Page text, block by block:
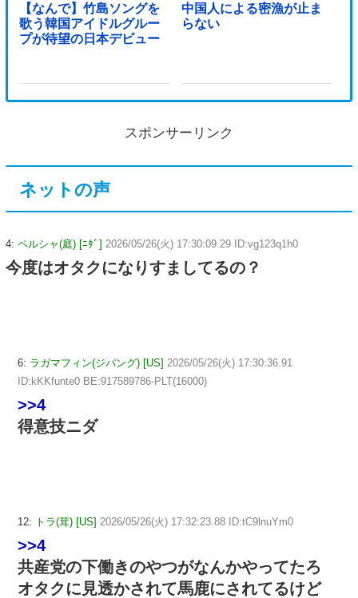
【なんで】竹島ソングを
歌う韓国アイドルグルー
プが待望の日本デビュー
中国人による密漁が止ま
らない
スポンサーリンク
ネットの声
4: ペルシャ(庭) [ﾆﾀﾞ] 2026/05/26(火) 17:30:09.29 ID:vg123q1h0
今度はオタクになりすましてるの？
6: ラガマフィン(ジパング) [US] 2026/05/26(火) 17:30:36.91
ID:kKKfunte0 BE:917589786-PLT(16000)
>>4
得意技ニダ
12: トラ(茸) [US] 2026/05/26(火) 17:32:23.88 ID:tC9lnuYm0
>>4
共産党の下働きのやつがなんかやってたろ
オタクに見透かされて馬鹿にされてるけど